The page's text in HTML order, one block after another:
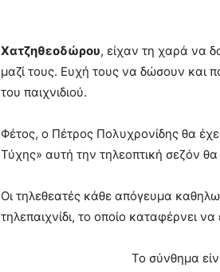
Χατζηθεοδώρου, είχαν τη χαρά να
μαζί τους. Ευχή τους να δώσουν και
του παιχνιδιού.
Φέτος, ο Πέτρος Πολυχρονίδης θα
Τύχης» αυτή την τηλεοπτική σεζόν
Οι τηλεθεατές κάθε απόγευμα
τηλεπαιχνίδι, το οποίο καταφέρνει
To σύνθημα